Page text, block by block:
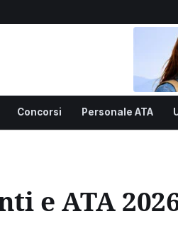
Concorsi Personale ATA
e ATA